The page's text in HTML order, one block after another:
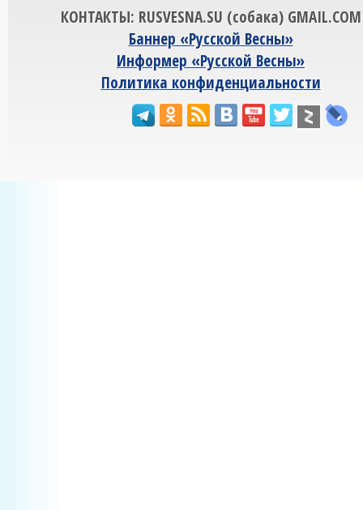
КОНТАКТЫ: RUSVESNA.SU (собака) GMAIL.COM
Баннер «Русской Весны»
Информер «Русской Весны»
Политика конфиденциальности